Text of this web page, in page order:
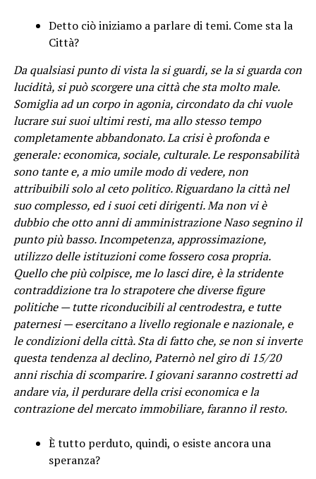
Detto ciò iniziamo a parlare di temi. Come sta la
Città?
Da qualsiasi punto di vista la si guardi, se la si guarda con
lucidità, si può scorgere una città che sta molto male.
Somiglia ad un corpo in agonia, circondato da chi vuole
lucrare sui suoi ultimi resti, ma allo stesso tempo
completamente abbandonato. La crisi è profonda e
generale: economica, sociale, culturale. Le responsabilità
sono tante e, a mio umile modo di vedere, non
attribuibili solo al ceto politico. Riguardano la città nel
suo complesso, ed i suoi ceti dirigenti. Ma non vi è
dubbio che otto anni di amministrazione Naso segnino il
punto più basso. Incompetenza, approssimazione,
utilizzo delle istituzioni come fossero cosa propria.
Quello che più colpisce, me lo lasci dire, è la stridente
contraddizione tra lo strapotere che diverse figure
politiche — tutte riconducibili al centrodestra, e tutte
paternesi — esercitano a livello regionale e nazionale, e
le condizioni della città. Sta di fatto che, se non si inverte
questa tendenza al declino, Paternò nel giro di 15/20
anni rischia di scomparire. I giovani saranno costretti ad
andare via, il perdurare della crisi economica e la
contrazione del mercato immobiliare, faranno il resto.
È tutto perduto, quindi, o esiste ancora una
speranza?